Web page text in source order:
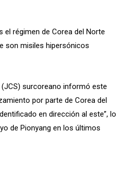
el régimen de Corea del Norte
son misiles hipersónicos
surcoreano informó este
por parte de Corea del
en dirección al este”, lo
de Pionyang en los últimos